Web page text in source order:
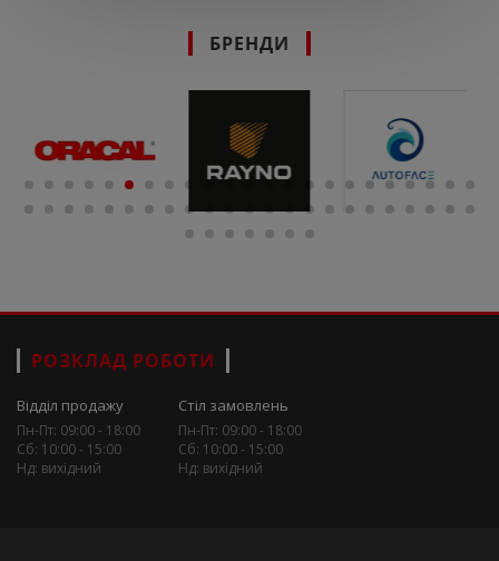
БРЕНДИ
РОЗКЛАД РОБОТИ
Відділ продажу
Пн-Пт: 09:00 - 18:00
Сб: 10:00 - 15:00
Нд: вихідний
Стіл замовлень
Пн-Пт: 09:00 - 18:00
Сб: 10:00 - 15:00
Нд: вихідний